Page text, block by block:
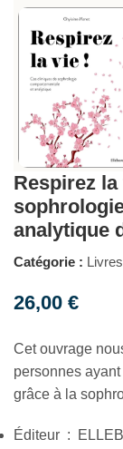
Respirez
analytique
Catégorie :
26,00 €
Cet ouvrage
personnes
grâce à la
Éditeur ‏ :